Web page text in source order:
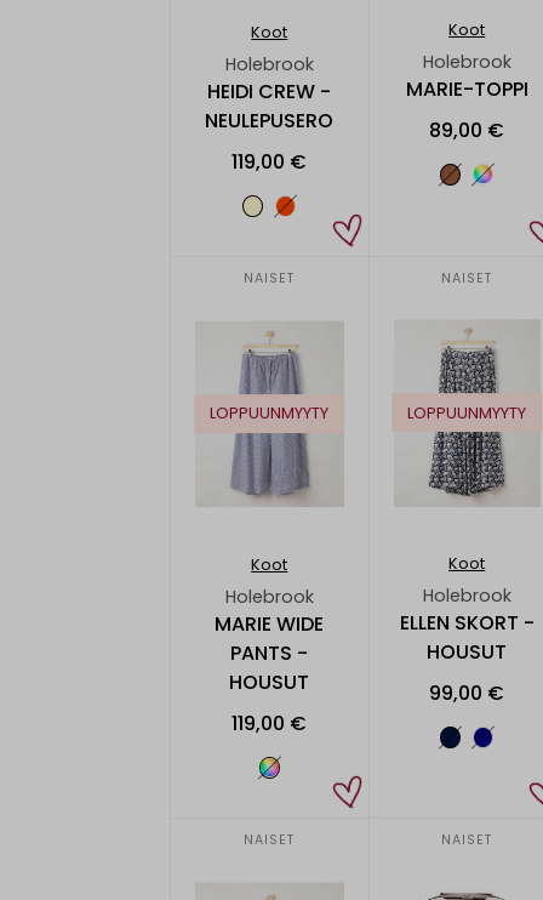
Koot
Holebrook
HEIDI CREW -
NEULEPUSERO
119,00 €
Koot
Holebrook
MARIE-TOPPI
89,00 €
NAISET
LOPPUUNMYYTY
Koot
Holebrook
MARIE WIDE
PANTS -
HOUSUT
119,00 €
NAISET
LOPPUUNMYYTY
Koot
Holebrook
ELLEN SKORT -
HOUSUT
99,00 €
NAISET NAISET